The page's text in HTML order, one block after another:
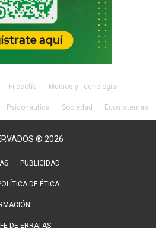
Filosofía Medios y Tecnología
Psiconáutica Sociedad Ecosistemas
® 2026
PUBLICIDAD
DE ÉTICA
DE ERRATAS